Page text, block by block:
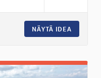
NÄYTÄ IDEA